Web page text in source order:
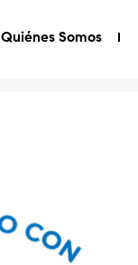
Quiénes Somos